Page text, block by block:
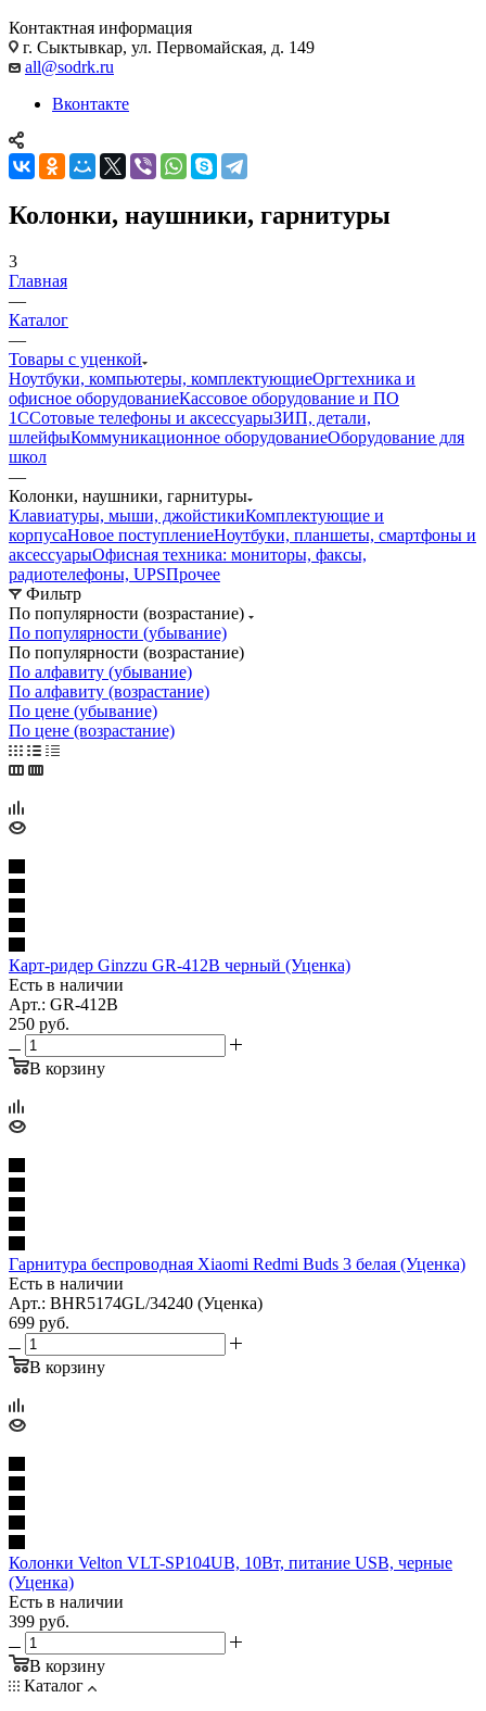
Контактная информация
г. Сыктывкар, ул. Первомайская, д. 149
all@sodrk.ru
Вконтакте
Колонки, наушники, гарнитуры
3
Главная
—
Каталог
—
Товары с уценкой
Ноутбуки, компьютеры, комплектующиеОргтехника и
офисное оборудованиеКассовое оборудование и ПО
1ССотовые телефоны и аксессуарыЗИП, детали,
шлейфыКоммуникационное оборудованиеОборудование для
школ
—
Колонки, наушники, гарнитуры
Клавиатуры, мыши, джойстикиКомплектующие и
корпусаНовое поступлениеНоутбуки, планшеты, смартфоны и
аксессуарыОфисная техника: мониторы, факсы,
радиотелефоны, UPSПрочее
Фильтр
По популярности (возрастание)
По популярности (убывание)
По популярности (возрастание)
По алфавиту (убывание)
По алфавиту (возрастание)
По цене (убывание)
По цене (возрастание)
Карт-ридер Ginzzu GR-412B черный (Уценка)
Есть в наличии
Арт.: GR-412B
250 руб.
В корзину
Гарнитура беспроводная Xiaomi Redmi Buds 3 белая (Уценка)
Есть в наличии
Арт.: BHR5174GL/34240 (Уценка)
699 руб.
В корзину
Колонки Velton VLT-SP104UB, 10Вт, питание USB, черные
(Уценка)
Есть в наличии
399 руб.
В корзину
Каталог